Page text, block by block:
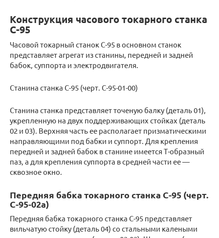
Конструкция часового токарного станка
С-95
Часовой токарный станок С-95 в основном станок
представляет агрегат из станины, передней и задней
бабок, суппорта и электродвигателя.
Станина станка С-95 (черт. С-95-01-00)
Станина станка представляет точеную балку (деталь 01),
укрепленную на двух поддерживающих стойках (деталь
02 и 03). Верхняя часть ее располагает призматическими
направляющими под бабки и суппорт. Для крепления
передней и задней бабок в станине имеется Т-образный
паз, а для крепления суппорта в средней части ее —
сквозное окно.
Передняя бабка токарного станка С-95 (черт.
С-95-02а)
Передняя бабка токарного станка С-95 представляет
вильчатую стойку (деталь 04) со стальными калеными